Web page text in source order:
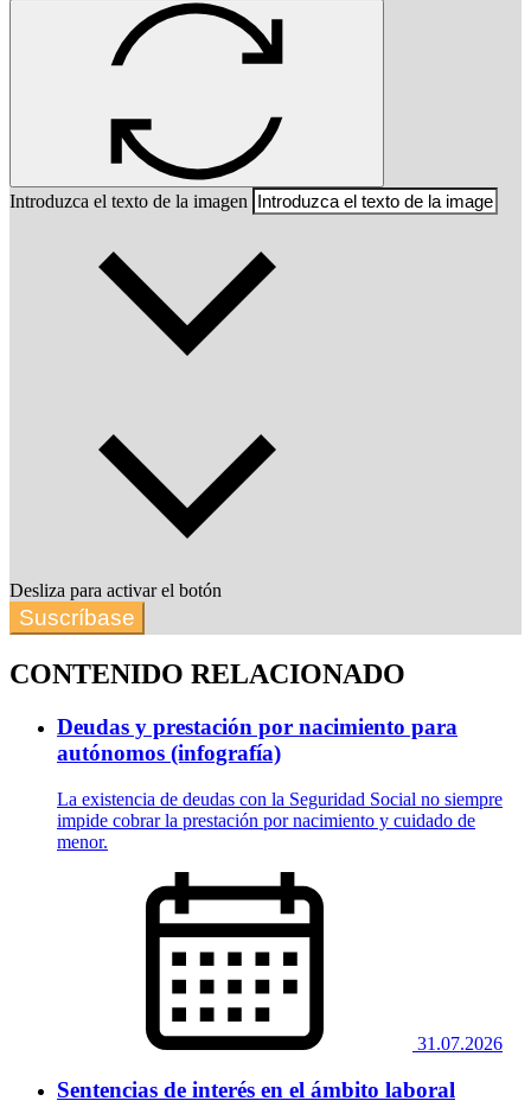
Introduzca el texto de la imagen
Desliza para activar el botón
Suscríbase
CONTENIDO RELACIONADO
Deudas y prestación por nacimiento para
autónomos (infografía)
La existencia de deudas con la Seguridad Social no siempre
impide cobrar la prestación por nacimiento y cuidado de
menor.
31.07.2026
Sentencias de interés en el ámbito laboral